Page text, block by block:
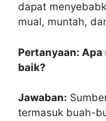
dapat
mual, muntah,
Pertanyaan:
baik?
Jawaban:
termasuk buah-